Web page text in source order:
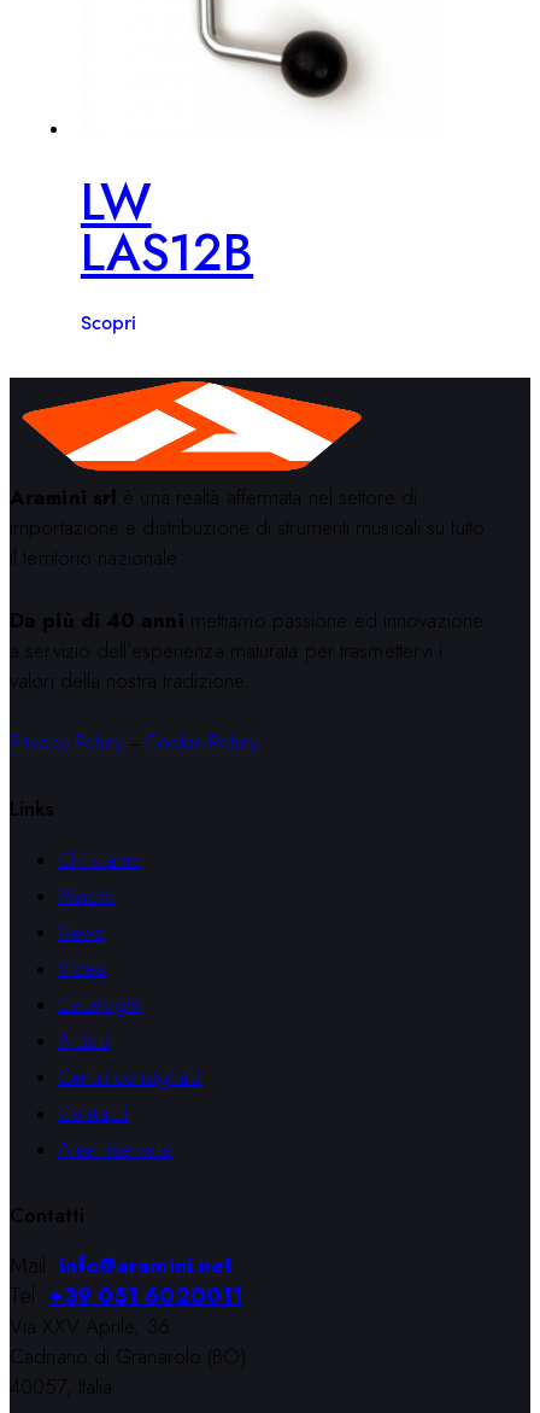
LW
LAS12B
Scopri
Aramini srl è una realtà affermata nel settore di
importazione e distribuzione di strumenti musicali su tutto
il territorio nazionale.
Da più di 40 anni mettiamo passione ed innovazione
a servizio dell’esperienza maturata per trasmettervi i
valori della nostra tradizione.
Privacy Policy Cookie Policy
Links
Chi siamo
Marchi
News
Video
Cataloghi
Artisti
Centri consigliati
Contatti
Area riservata
Contatti
Mail:info@aramini.net
Tel:+39 051 6020011
Via XXV Aprile, 36
Cadriano di Granarolo (BO)
40057, Italia